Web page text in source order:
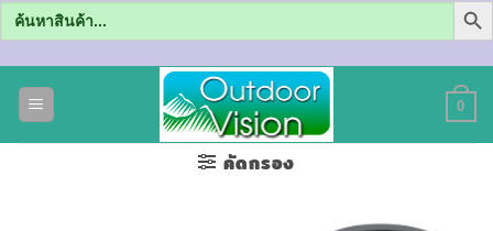
Search
for:
0
คัดกรอง